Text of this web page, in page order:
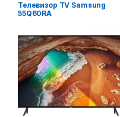
аудио
Телевизор TV Samsung
55Q60RA